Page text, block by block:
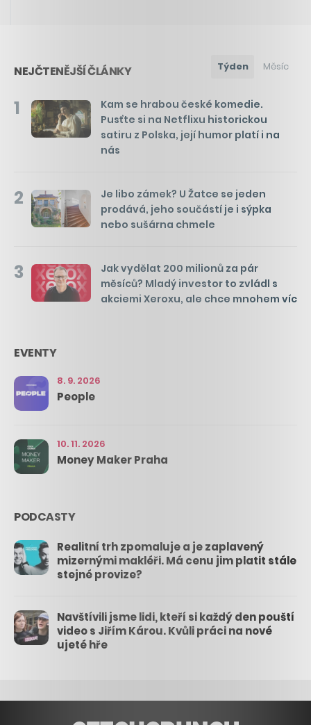
NEJČTENĚJŠÍ ČLÁNKY Týden Měsíc
1
Kam se hrabou české komedie.
Pusťte si na Netflixu historickou
satiru z Polska, její humor platí i na
nás
2
Je libo zámek? U Žatce se jeden
prodává, jeho součástí je i sýpka
nebo sušárna chmele
3
Jak vydělat 200 milionů za pár
měsíců? Mladý investor to zvládl s
akciemi Xeroxu, ale chce mnohem víc
EVENTY
8. 9. 2026
People
10. 11. 2026
Money Maker Praha
PODCASTY
Realitní trh zpomaluje a je zaplavený
mizernými makléři. Má cenu jim platit stále
stejné provize?
Navštívili jsme lidi, kteří si každý den pouští
video s Jiřím Károu. Kvůli práci na nové
ujeté hře